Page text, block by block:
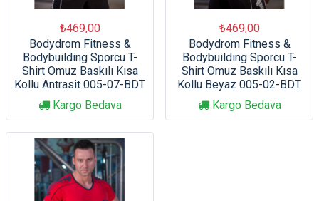
₺469,00
Bodydrom Fitness &
Bodybuilding Sporcu T-
Shirt Omuz Baskılı Kısa
Kollu Antrasit 005-07-BDT
Kargo Bedava
₺469,00
Bodydrom Fitness &
Bodybuilding Sporcu T-
Shirt Omuz Baskılı Kısa
Kollu Beyaz 005-02-BDT
Kargo Bedava